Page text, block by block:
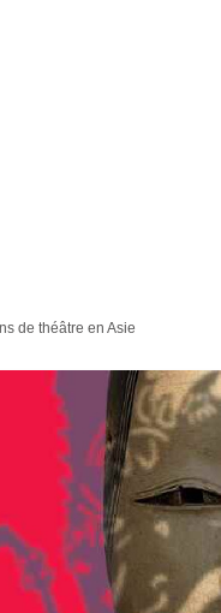
de théâtre en Asie